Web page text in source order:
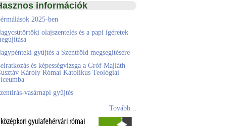
információk
2025-ben
olajszentelés és a papi ígéretek
gyűjtés a Szentföld megsegítésére
és képességvizsga a Gróf Majláth
Károly Római Katolikus Teológiai
vasárnapi gyűjtés
Tovább...